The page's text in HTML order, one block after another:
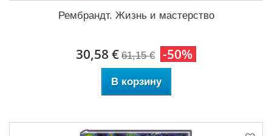
Рембрандт. Жизнь и мастерство
30,58 € 61,15 € -50%
В корзину